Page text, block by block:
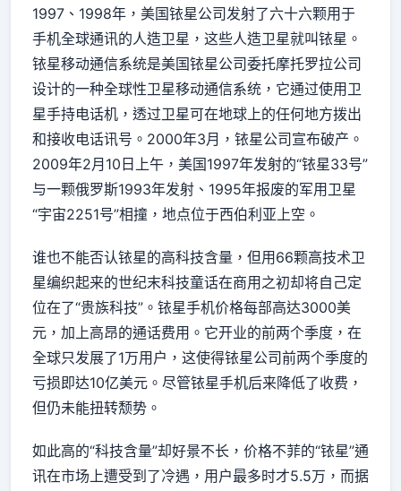
1997、1998年，美国铱星公司发射了六十六颗用于
手机全球通讯的人造卫星，这些人造卫星就叫铱星。
铱星移动通信系统是美国铱星公司委托摩托罗拉公司
设计的一种全球性卫星移动通信系统，它通过使用卫
星手持电话机，透过卫星可在地球上的任何地方拨出
和接收电话讯号。2000年3月，铱星公司宣布破产。
2009年2月10日上午，美国1997年发射的“铱星33号”
与一颗俄罗斯1993年发射、1995年报废的军用卫星
“宇宙2251号”相撞，地点位于西伯利亚上空。
谁也不能否认铱星的高科技含量，但用66颗高技术卫
星编织起来的世纪末科技童话在商用之初却将自己定
位在了“贵族科技”。铱星手机价格每部高达3000美
元，加上高昂的通话费用。它开业的前两个季度，在
全球只发展了1万用户，这使得铱星公司前两个季度的
亏损即达10亿美元。尽管铱星手机后来降低了收费，
但仍未能扭转颓势。
如此高的“科技含量”却好景不长，价格不菲的“铱星”通
讯在市场上遭受到了冷遇，用户最多时才5.5万，而据